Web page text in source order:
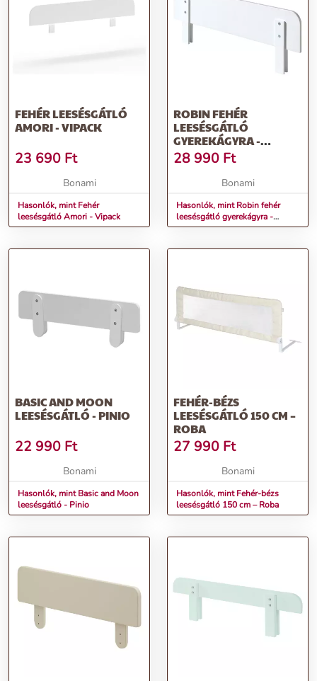
FEHÉR LEESÉSGÁTLÓ
AMORI - VIPACK
23 690 Ft
Bonami
Hasonlók, mint Fehér
leesésgátló Amori - Vipack
ROBIN FEHÉR
LEESÉSGÁTLÓ
GYEREKÁGYRA -
VIPACK
28 990 Ft
Bonami
Hasonlók, mint Robin fehér
leesésgátló gyerekágyra -
Vipack
BASIC AND MOON
LEESÉSGÁTLÓ - PINIO
22 990 Ft
Bonami
Hasonlók, mint Basic and Moon
leesésgátló - Pinio
FEHÉR-BÉZS
LEESÉSGÁTLÓ 150 CM –
ROBA
27 990 Ft
Bonami
Hasonlók, mint Fehér-bézs
leesésgátló 150 cm – Roba